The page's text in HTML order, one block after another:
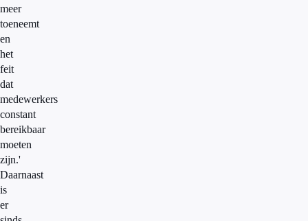
meer
toeneemt
en
het
feit
dat
medewerkers
constant
bereikbaar
moeten
zijn.'
Daarnaast
is
er